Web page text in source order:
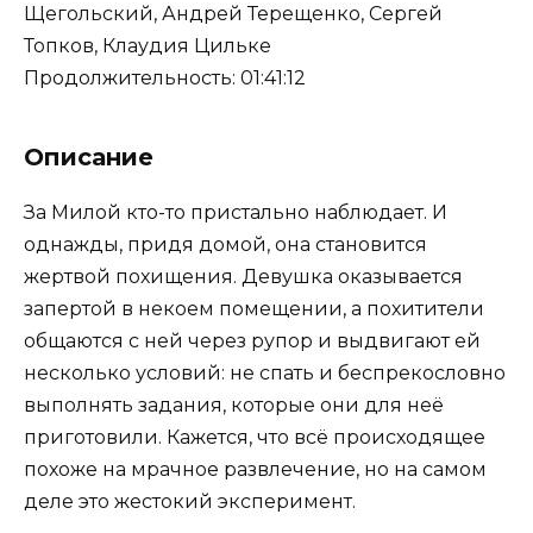
Щегольский, Андрей Терещенко, Сергей
Топков, Клаудия Цильке
Продолжительность: 01:41:12
Описание
За Милой кто-то пристально наблюдает. И
однажды, придя домой, она становится
жертвой похищения. Девушка оказывается
запертой в некоем помещении, а похитители
общаются с ней через рупор и выдвигают ей
несколько условий: не спать и беспрекословно
выполнять задания, которые они для неё
приготовили. Кажется, что всё происходящее
похоже на мрачное развлечение, но на самом
деле это жестокий эксперимент.